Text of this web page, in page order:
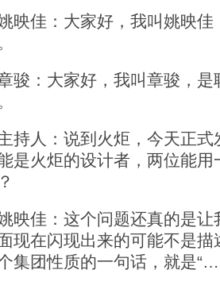
佳：大家好，我叫姚映佳
：大家好，我叫章骏，是
人：说到火炬，今天正式
是火炬的设计者，两位能
佳：这个问题还真的是让
现在闪现出来的可能不是
集团性质的一句话，就是